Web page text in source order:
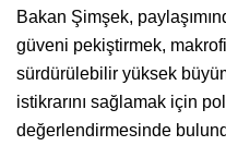
Bakan Şimşek,
güveni pekiştirmek,
sürdürülebilir yüksek
istikrarını sağlamak için
değerlendirmesinde